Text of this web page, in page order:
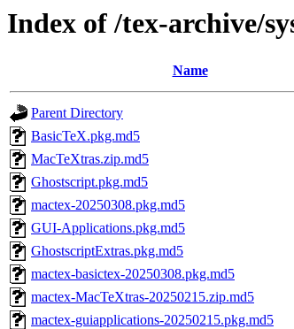
Index of /tex-archive/
Name
Parent Directory
BasicTeX.pkg.md5
MacTeXtras.zip.md5
Ghostscript.pkg.md5
mactex-20250308.pkg.md5
GUI-Applications.pkg.md5
GhostscriptExtras.pkg.md5
mactex-basictex-20250308.pkg.md5
mactex-MacTeXtras-20250215.zip.md5
mactex-guiapplications-20250215.pkg.md5